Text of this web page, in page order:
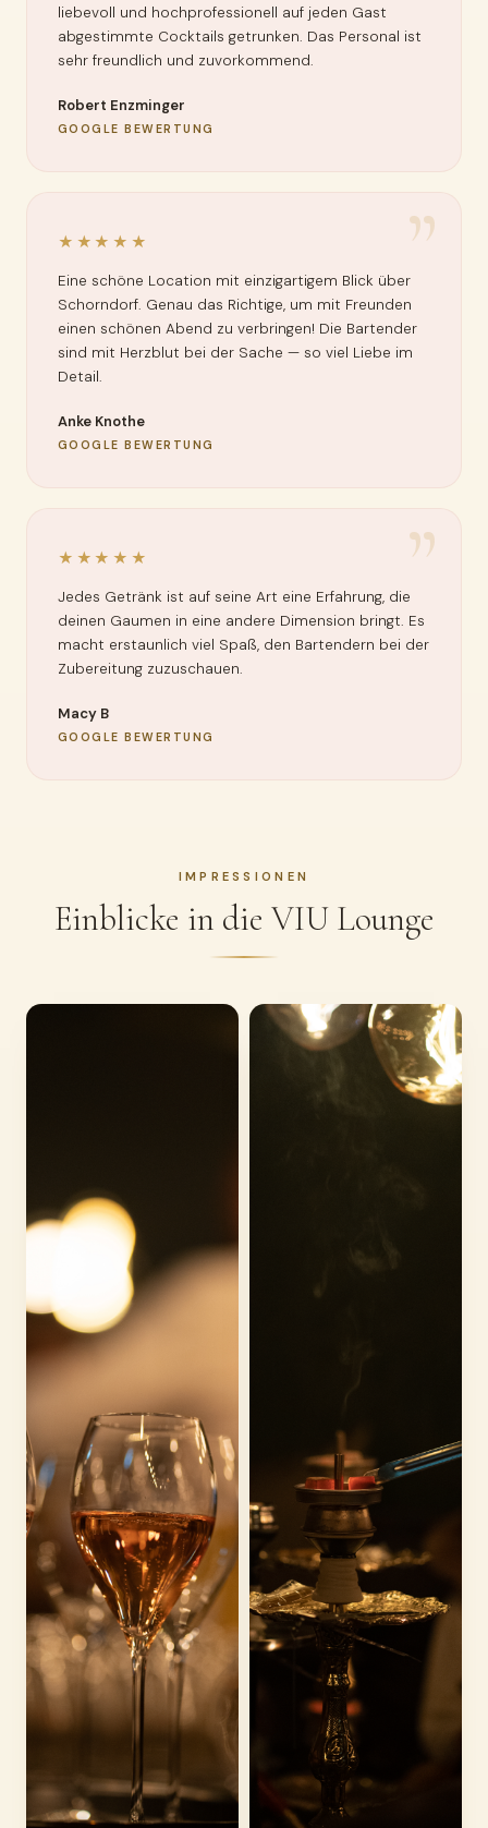
liebevoll und hochprofessionell auf jeden Gast
abgestimmte Cocktails getrunken. Das Personal ist
sehr freundlich und zuvorkommend.
Robert Enzminger
GOOGLE BEWERTUNG
”
★★★★★
Eine schöne Location mit einzigartigem Blick über
Schorndorf. Genau das Richtige, um mit Freunden
einen schönen Abend zu verbringen! Die Bartender
sind mit Herzblut bei der Sache — so viel Liebe im
Detail.
Anke Knothe
GOOGLE BEWERTUNG
”
★★★★★
Jedes Getränk ist auf seine Art eine Erfahrung, die
deinen Gaumen in eine andere Dimension bringt. Es
macht erstaunlich viel Spaß, den Bartendern bei der
Zubereitung zuzuschauen.
Macy B
GOOGLE BEWERTUNG
IMPRESSIONEN
Einblicke in die VIU Lounge